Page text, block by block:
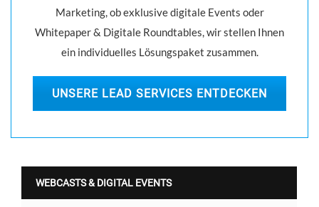
Marketing, ob exklusive digitale Events oder
Whitepaper & Digitale Roundtables, wir stellen Ihnen
ein individuelles Lösungspaket zusammen.
UNSERE LEAD SERVICES ENTDECKEN
WEBCASTS & DIGITAL EVENTS